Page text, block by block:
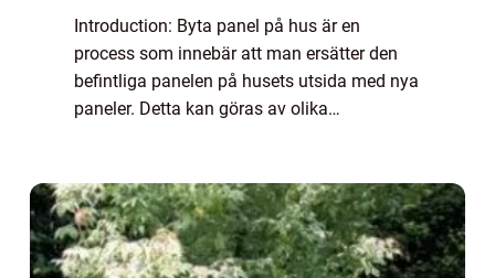
Introduction: Byta panel på hus är en
process som innebär att man ersätter den
befintliga panelen på husets utsida med nya
paneler. Detta kan göras av olika
åtgärda ska...